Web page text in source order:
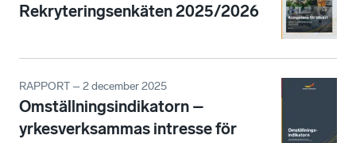
Rekryteringsenkäten 2025/2026
RAPPORT – 2 december 2025
Omställningsindikatorn –
yrkesverksammas intresse för